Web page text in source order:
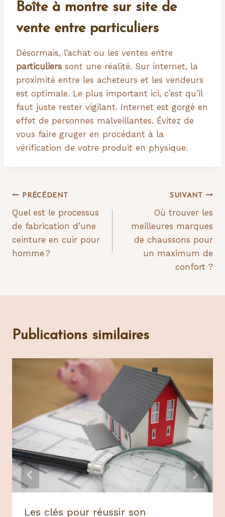
Boîte à montre sur site de
vente entre particuliers
Désormais, l’achat ou les ventes entre
particuliers sont une réalité. Sur internet, la
proximité entre les acheteurs et les vendeurs
est optimale. Le plus important ici, c’est qu’il
faut juste rester vigilant. Internet est gorgé en
effet de personnes malveillantes. Évitez de
vous faire gruger en procédant à la
vérification de votre produit en physique.
Navigation
de
l’article
PRÉCÉDENT
Quel est le processus
de fabrication d’une
ceinture en cuir pour
homme ?
SUIVANT
Où trouver les
meilleures marques
de chaussons pour
un maximum de
confort ?
Publications similaires
Les clés pour réussir son